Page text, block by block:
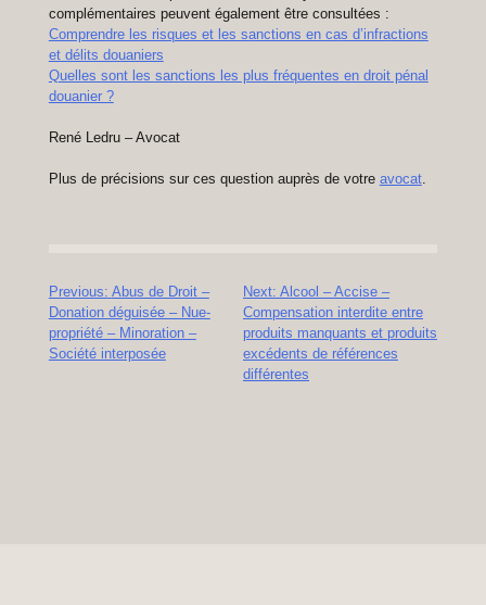
complémentaires peuvent également être consultées :
Comprendre les risques et les sanctions en cas d’infractions
et délits douaniers
Quelles sont les sanctions les plus fréquentes en droit pénal
douanier ?
René Ledru – Avocat
Plus de précisions sur ces question auprès de votre avocat.
Navigation
de
l’article
Previous: Abus de Droit –
Donation déguisée – Nue-
propriété – Minoration –
Société interposée
Next: Alcool – Accise –
Compensation interdite entre
produits manquants et produits
excédents de références
différentes